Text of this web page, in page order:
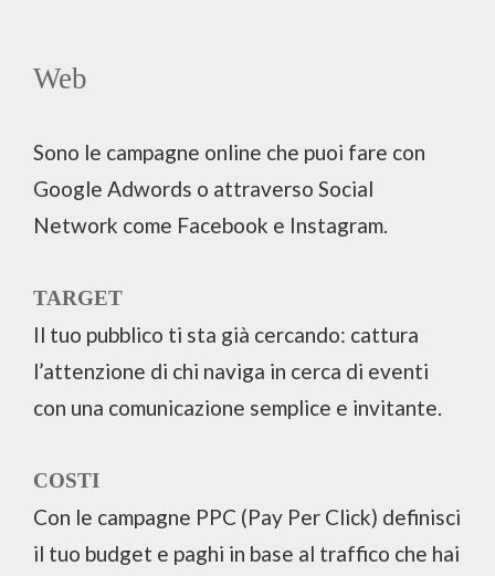
Web
Sono le campagne online che puoi fare con
Google Adwords o attraverso Social
Network come Facebook e Instagram.
TARGET
Il tuo pubblico ti sta già cercando: cattura
l’attenzione di chi naviga in cerca di eventi
con una comunicazione semplice e invitante.
COSTI
Con le campagne PPC (Pay Per Click) definisci
il tuo budget e paghi in base al traffico che hai